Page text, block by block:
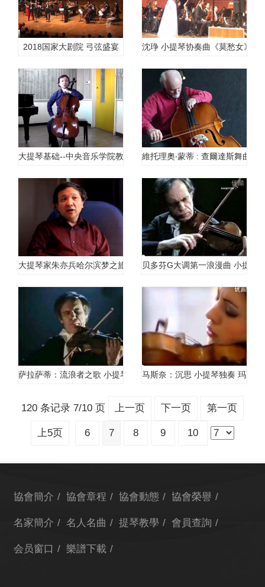
2018国家大剧院 弓弦盛宴 沈琤 小提琴协奏曲《莫愁女》
大提琴基础--中央音乐学院教授朱亦兵維托理奧‧蒙蒂 : 查爾達斯舞曲(
大提琴家朱亦兵哈尔滨梦之旅 贝多芬G大调第一浪漫曲 小提琴
萨拉萨蒂：流浪者之歌 小提琴独奏 柯岗马斯奈：沉思 小提琴独奏 玛丽
120 条记录 7/10 页 上一页 下一页 第一页
上5页 6 7 8 9 10
協會簡介 協會章程 協會動態 協會榮譽
名家簡介 名人名曲 提琴教學 會員查詢
会员窗口 樂譜下載